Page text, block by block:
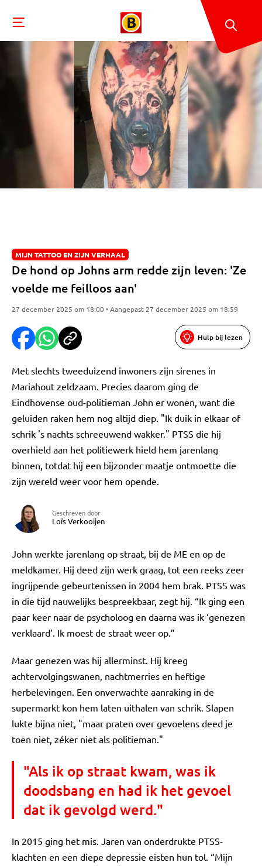
MIJN TATTOO EN ZIJN VERHAAL
De hond op Johns arm redde zijn leven: 'Ze
voelde me feilloos aan'
27 december 2025 om 18:00 • Aangepast 27 december 2025 om 18:59
Hulp bij lezen
Met slechts tweeduizend inwoners zijn sirenes in
Mariahout zeldzaam. Precies daarom ging de
Eindhovense oud-politieman John er wonen, want die
geluiden raken hem nog altijd diep. "Ik duik in elkaar of
schrik 's nachts schreeuwend wakker." PTSS die hij
overhield aan het politiewerk hield hem jarenlang
binnen, totdat hij een bijzonder maatje ontmoette die
zijn wereld weer voor hem opende.
Geschreven door
Loïs Verkooijen
John werkte jarenlang op straat, bij de ME en op de
meldkamer. Hij deed zijn werk graag, tot een reeks zeer
ingrijpende gebeurtenissen in 2004 hem brak. PTSS was
in die tijd nauwelijks bespreekbaar, zegt hij. “Ik ging een
paar keer naar de psycholoog en daarna was ik ‘genezen
verklaard’. Ik moest de straat weer op.”
Maar genezen was hij allerminst. Hij kreeg
achtervolgingswanen, nachtmerries en heftige
herbelevingen. Een onverwachte aanraking in de
supermarkt kon hem laten uithalen van schrik. Slapen
lukte bijna niet, "maar praten over gevoelens deed je
toen niet, zéker niet als politieman."
"Als ik op straat kwam, was ik
doodsbang en had ik het gevoel
dat ik gevolgd werd."
In 2015 ging het mis. Jaren van onderdrukte PTSS-
klachten en een diepe depressie eisten hun tol. “Mijn